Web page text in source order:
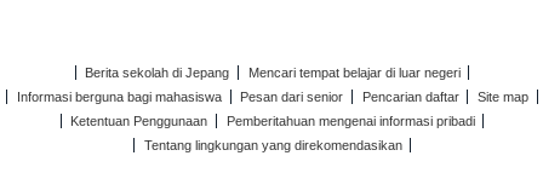
Berita sekolah di Jepang
Mencari tempat belajar di luar negeri
Informasi berguna bagi mahasiswa
Pesan dari senior Pencarian daftar
Site map
Ketentuan Penggunaan
Pemberitahuan mengenai informasi pribadi
Tentang lingkungan yang direkomendasikan